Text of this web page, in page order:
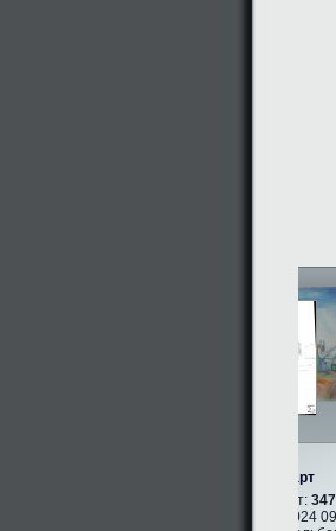
347
Нов. 25 Фев 2024 09:09